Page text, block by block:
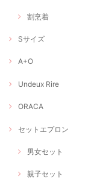
割烹着
Sサイズ
A+O
Undeux Rire
ORACA
セットエプロン
男女セット
親子セット